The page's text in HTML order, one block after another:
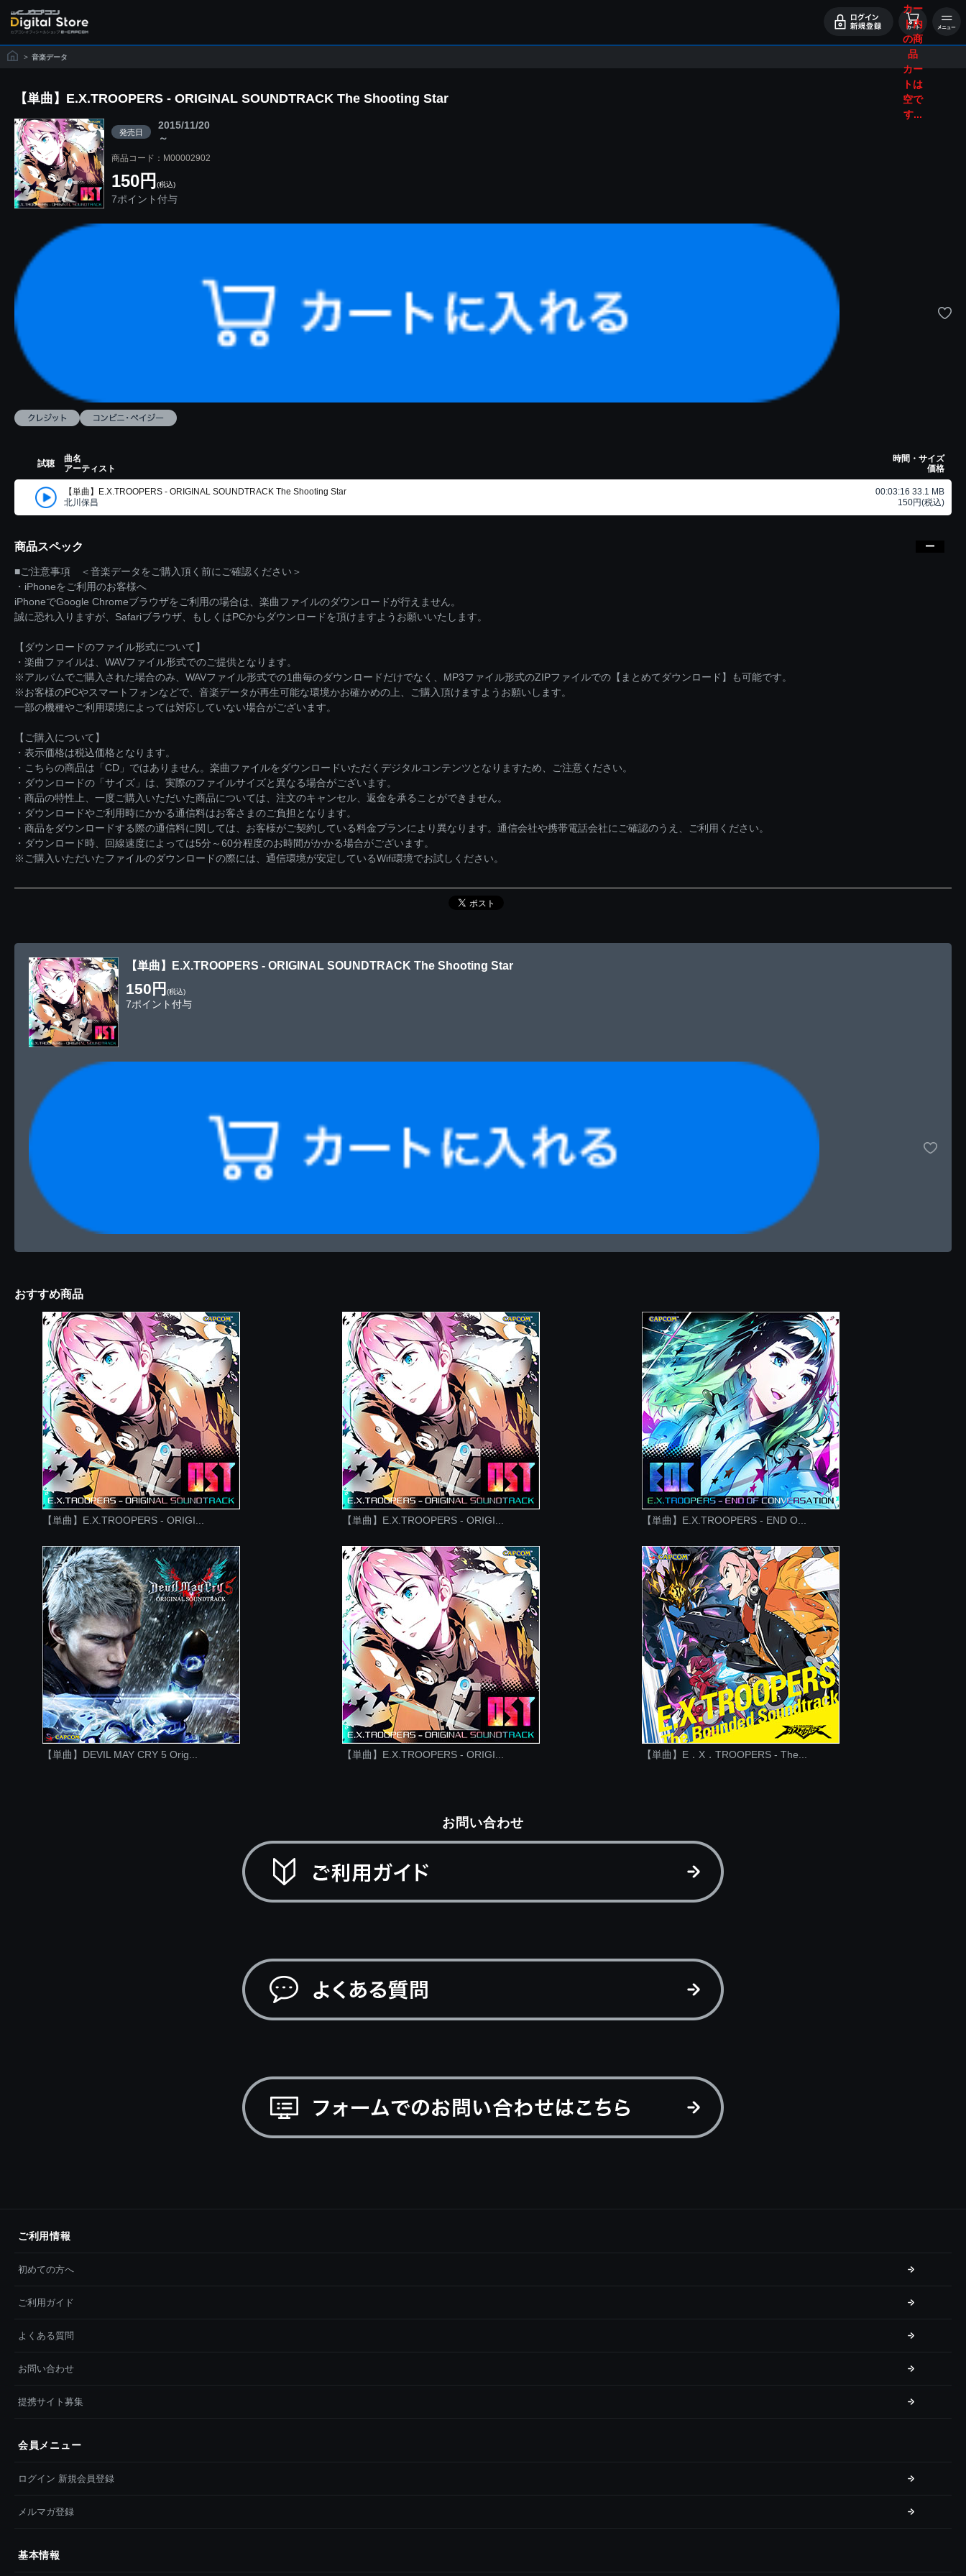
カー
ト内
の商
品
カー
トは
空で
す...
> 音楽データ
【単曲】E.X.TROOPERS - ORIGINAL SOUNDTRACK The Shooting Star
発売日
2015/11/20
～
商品コード：M00002902
150円 (税込)
7ポイント付与
試聴
曲名
アーティスト
時間・サイズ
価格
【単曲】E.X.TROOPERS - ORIGINAL SOUNDTRACK The Shooting Star
北川保昌
00:03:16 33.1 MB
150円(税込)
商品スペック
■ご注意事項 ＜音楽データをご購入頂く前にご確認ください＞
・iPhoneをご利用のお客様へ
iPhoneでGoogle Chromeブラウザをご利用の場合は、楽曲ファイルのダウンロードが行えません。
誠に恐れ入りますが、Safariブラウザ、もしくはPCからダウンロードを頂けますようお願いいたします。
【ダウンロードのファイル形式について】
・楽曲ファイルは、WAVファイル形式でのご提供となります。
※アルバムでご購入された場合のみ、WAVファイル形式での1曲毎のダウンロードだけでなく、MP3ファイル形式のZIPファイルでの【まとめてダウンロード】も可能です。
※お客様のPCやスマートフォンなどで、音楽データが再生可能な環境かお確かめの上、ご購入頂けますようお願いします。
一部の機種やご利用環境によっては対応していない場合がございます。
【ご購入について】
・表示価格は税込価格となります。
・こちらの商品は「CD」ではありません。楽曲ファイルをダウンロードいただくデジタルコンテンツとなりますため、ご注意ください。
・ダウンロードの「サイズ」は、実際のファイルサイズと異なる場合がございます。
・商品の特性上、一度ご購入いただいた商品については、注文のキャンセル、返金を承ることができません。
・ダウンロードやご利用時にかかる通信料はお客さまのご負担となります。
・商品をダウンロードする際の通信料に関しては、お客様がご契約している料金プランにより異なります。通信会社や携帯電話会社にご確認のうえ、ご利用ください。
・ダウンロード時、回線速度によっては5分～60分程度のお時間がかかる場合がございます。
※ご購入いただいたファイルのダウンロードの際には、通信環境が安定しているWifi環境でお試しください。
【単曲】E.X.TROOPERS - ORIGINAL SOUNDTRACK The Shooting Star
150円 (税込)
7ポイント付与
おすすめ商品
【単曲】E.X.TROOPERS - ORIGI... 【単曲】E.X.TROOPERS - ORIGI... 【単曲】E.X.TROOPERS - END O...
【単曲】DEVIL MAY CRY 5 Orig... 【単曲】E.X.TROOPERS - ORIGI... 【単曲】E．X．TROOPERS - The...
お問い合わせ
ご利用情報
初めての方へ
ご利用ガイド
よくある質問
お問い合わせ
提携サイト募集
会員メニュー
ログイン 新規会員登録
メルマガ登録
基本情報